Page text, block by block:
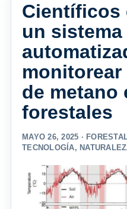
Científicos
un sistema
de metano
forestales
MAYO 26, 2025 ·
TECNOLOGÍA,